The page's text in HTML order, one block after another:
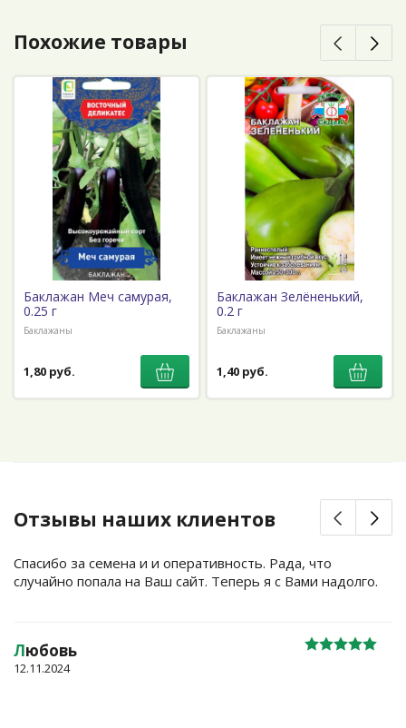
Похожие товары
Баклажан Меч самурая,
0.25 г
Баклажаны
1,80 руб.
Баклажан Зелёненький,
0.2 г
Баклажаны
1,40 руб.
Отзывы наших клиентов
Спасибо за семена и и оперативность. Рада, что
случайно попала на Ваш сайт. Теперь я с Вами надолго.
Любовь
12.11.2024